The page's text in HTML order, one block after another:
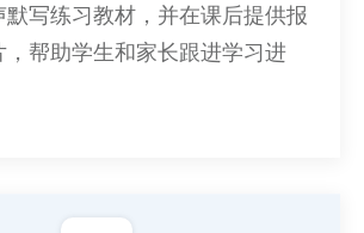
默写练习教材，并在课后提供报
，帮助学生和家长跟进学习进